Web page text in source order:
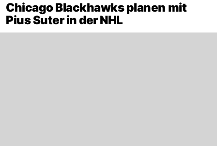
Chicago Blackhawks planen mit
Pius Suter in der NHL